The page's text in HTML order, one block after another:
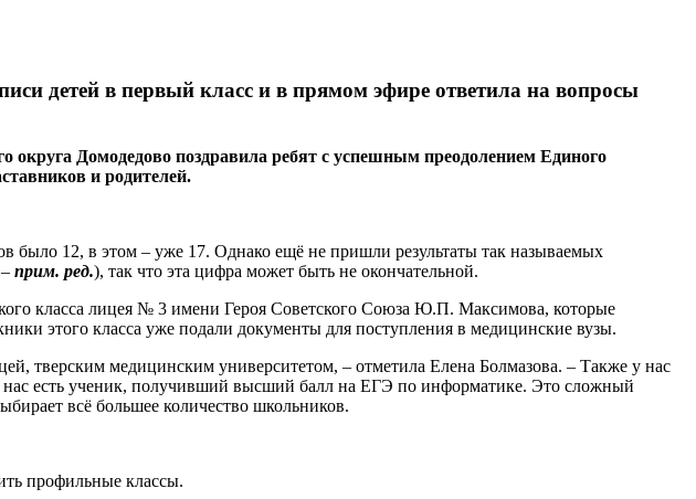
детей в первый класс и в прямом эфире ответила на вопросы
Домодедово поздравила ребят с успешным преодолением Единого
и родителей.
12, в этом – уже 17. Однако ещё не пришли результаты так называемых
прим. ред.), так что эта цифра может быть не окончательной.
класса лицея № 3 имени Героя Советского Союза Ю.П. Максимова, которые
этого класса уже подали документы для поступления в медицинские вузы.
тверским медицинским университетом, – отметила Елена Болмазова. – Также у нас
нас есть ученик, получивший высший балл на ЕГЭ по информатике. Это сложный
всё большее количество школьников.
профильные классы.